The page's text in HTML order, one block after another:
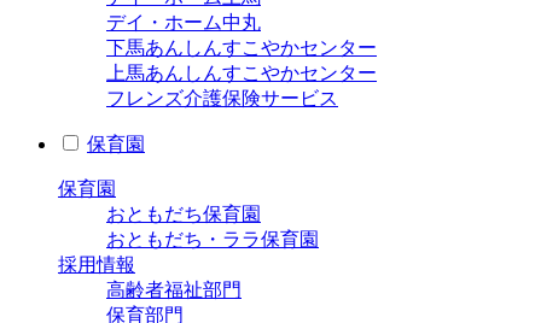
デイ・ホーム中丸
下馬あんしんすこやかセンター
上馬あんしんすこやかセンター
フレンズ介護保険サービス
保育園
保育園
おともだち保育園
おともだち・ララ保育園
採用情報
高齢者福祉部門
保育部門